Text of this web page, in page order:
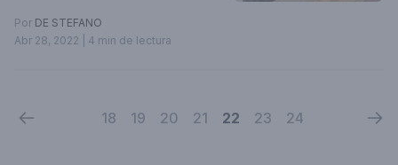
Por DE STEFANO
Abr 28, 2022
| 4 min de lectura
18 19 20 21 22 23 24